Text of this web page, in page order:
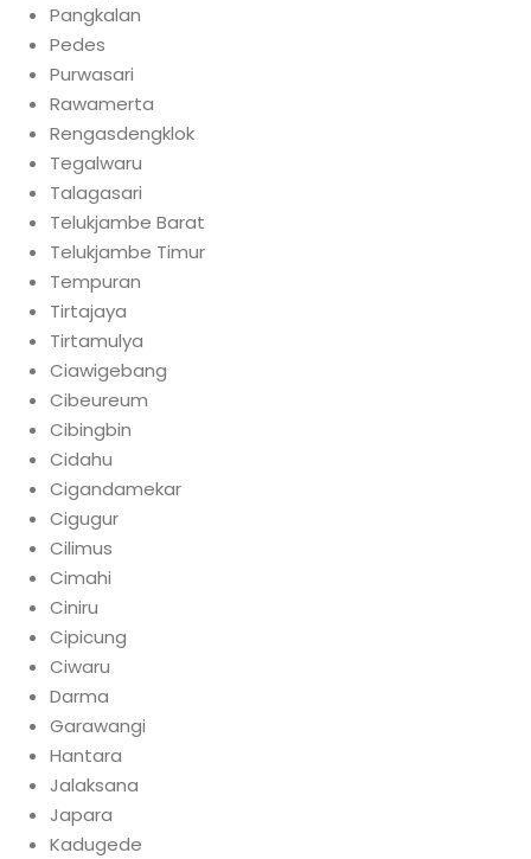
Pangkalan
Pedes
Purwasari
Rawamerta
Rengasdengklok
Tegalwaru
Talagasari
Telukjambe Barat
Telukjambe Timur
Tempuran
Tirtajaya
Tirtamulya
Ciawigebang
Cibeureum
Cibingbin
Cidahu
Cigandamekar
Cigugur
Cilimus
Cimahi
Ciniru
Cipicung
Ciwaru
Darma
Garawangi
Hantara
Jalaksana
Japara
Kadugede